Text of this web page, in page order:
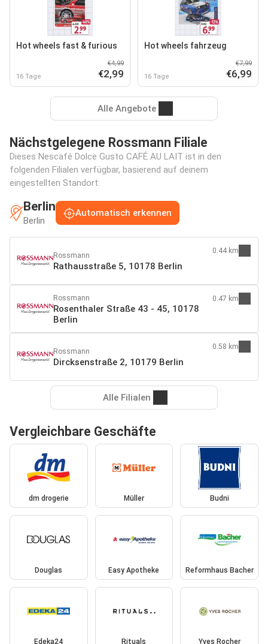
Hot wheels fast & furious
16 Tage
€4,99
€2,99
Hot wheels fahrzeug
16 Tage
€7,99
€6,99
Alle Angebote
Nächstgelegene Rossmann Filiale
Dieses Nescafé Dolce Gusto CAFÉ AU LAIT ist in den
folgenden Filialen verfügbar, basierend auf deinem
eingestellten Standort:
Berlin
Berlin
Automatisch erkennen
Rossmann
Rathausstraße 5, 10178 Berlin
0.44 km
Rossmann
Rosenthaler Straße 43 - 45, 10178
Berlin
0.47 km
Rossmann
Dircksenstraße 2, 10179 Berlin
0.58 km
Alle Filialen
Vergleichbare Geschäfte
dm drogerie Müller Budni
Douglas Easy Apotheke Reformhaus Bacher
Edeka24 Rituals Yves Rocher